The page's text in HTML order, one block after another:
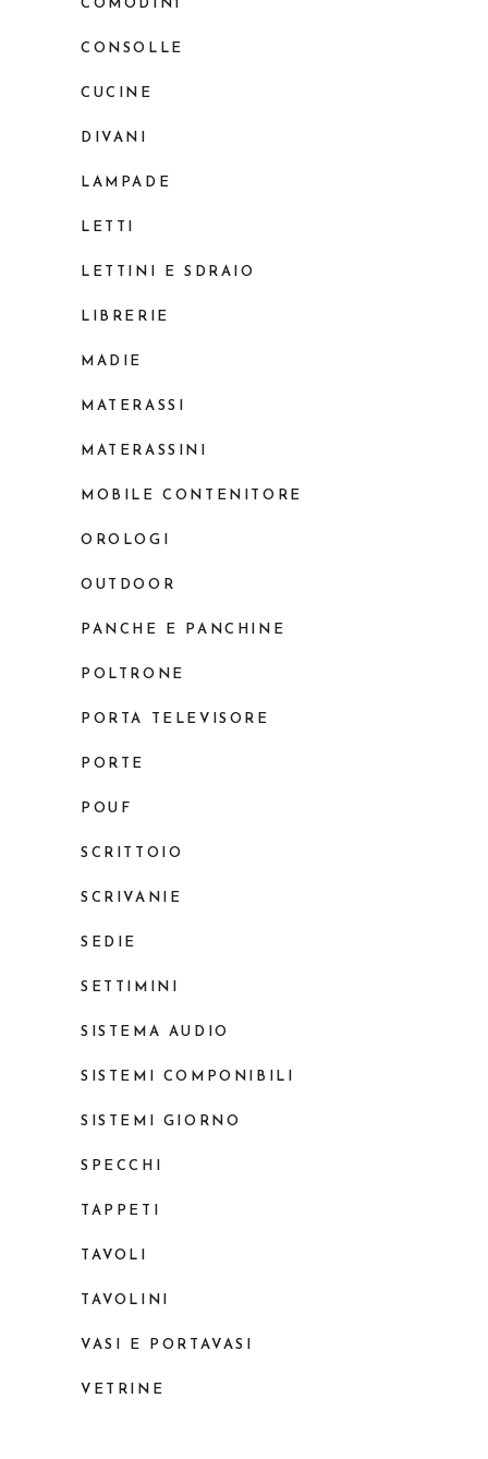
COMODINI
CONSOLLE
CUCINE
DIVANI
LAMPADE
LETTI
LETTINI E SDRAIO
LIBRERIE
MADIE
MATERASSI
MATERASSINI
MOBILE CONTENITORE
OROLOGI
OUTDOOR
PANCHE E PANCHINE
POLTRONE
PORTA TELEVISORE
PORTE
POUF
SCRITTOIO
SCRIVANIE
SEDIE
SETTIMINI
SISTEMA AUDIO
SISTEMI COMPONIBILI
SISTEMI GIORNO
SPECCHI
TAPPETI
TAVOLI
TAVOLINI
VASI E PORTAVASI
VETRINE